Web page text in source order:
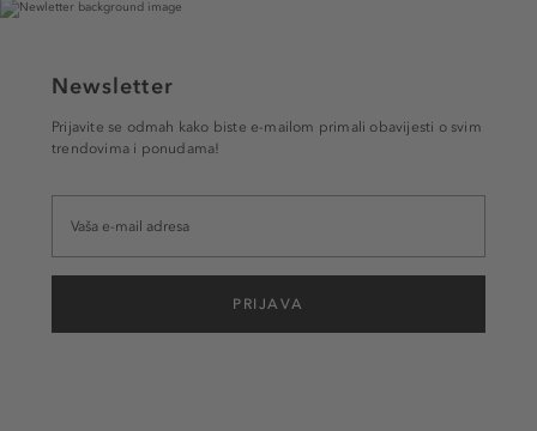
Newsletter
Prijavite se odmah kako biste e-mailom primali obavijesti o svim
trendovima i ponudama!
PRIJAVA